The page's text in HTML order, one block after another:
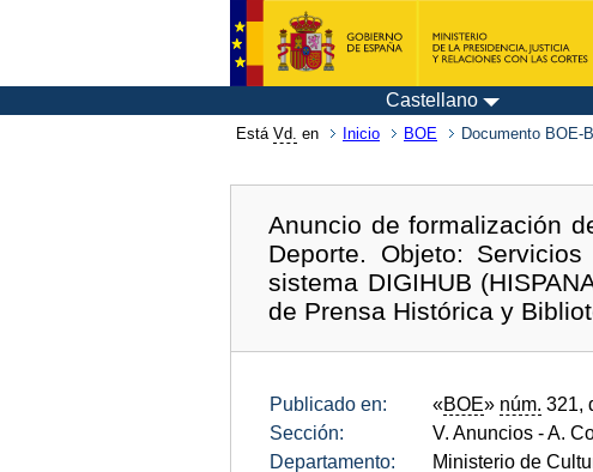
Castellano
Está Vd. en Inicio BOE Documento BOE-
Anuncio de formalización
Deporte. Objeto:
sistema DIGIHUB
de Prensa Histórica y
Publicado en: «BOE» núm. 321,
Sección:
V. Anuncios - A.
Departamento:
Ministerio de